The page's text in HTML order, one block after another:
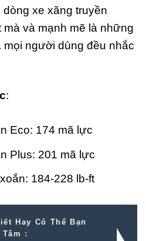
xe xăng truyền
và mạnh mẽ là những
mọi người dùng đều nhắc
:
Eco: 174 mã lực
Plus: 201 mã lực
184-228 lb-ft
Hay Có Thể Bạn
Tâm :